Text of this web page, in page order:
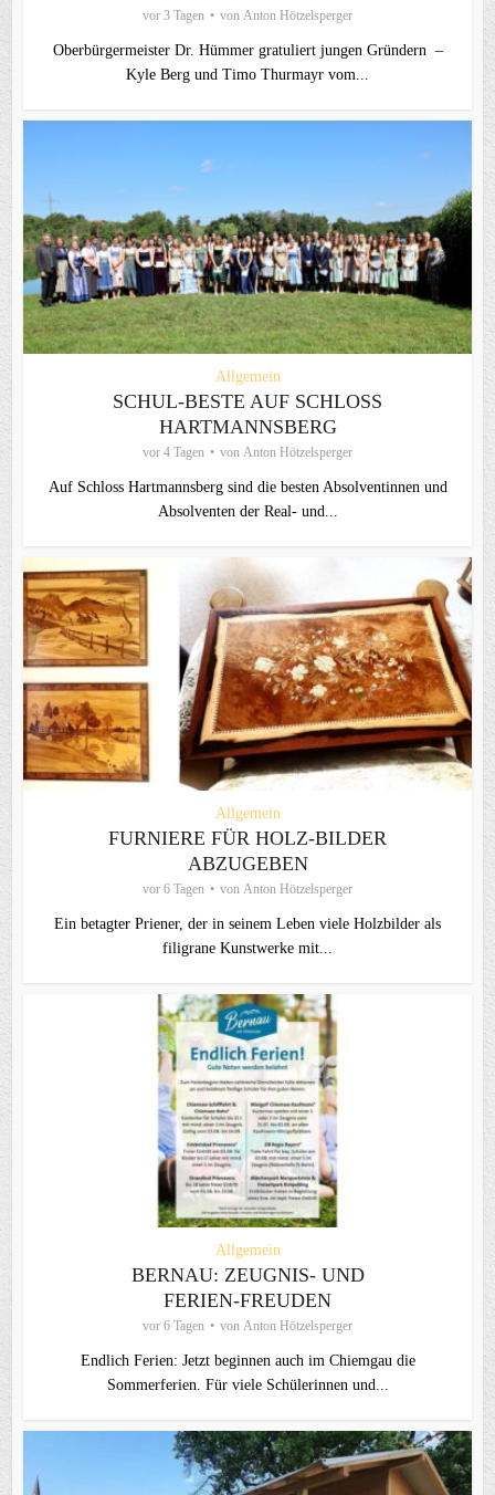
vor 3 Tagen von Anton Hötzelsperger
Oberbürgermeister Dr. Hümmer gratuliert jungen Gründern –
Kyle Berg und Timo Thurmayr vom...
Allgemein
SCHUL-BESTE AUF SCHLOSS
HARTMANNSBERG
vor 4 Tagen von Anton Hötzelsperger
Auf Schloss Hartmannsberg sind die besten Absolventinnen und
Absolventen der Real- und...
Allgemein
FURNIERE FÜR HOLZ-BILDER
ABZUGEBEN
vor 6 Tagen von Anton Hötzelsperger
Ein betagter Priener, der in seinem Leben viele Holzbilder als
filigrane Kunstwerke mit...
Allgemein
BERNAU: ZEUGNIS- UND
FERIEN-FREUDEN
vor 6 Tagen von Anton Hötzelsperger
Endlich Ferien: Jetzt beginnen auch im Chiemgau die
Sommerferien. Für viele Schülerinnen und...